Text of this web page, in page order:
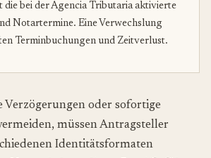
bei der Agencia Tributaria aktivierte
Notartermine. Eine Verwechslung
Terminbuchungen und Zeitverlust.
Verzögerungen oder sofortige
müssen Antragsteller
Identitätsformaten